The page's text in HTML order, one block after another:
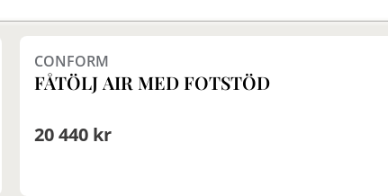
Finns i fler val (10)
CONFORM
FÅTÖLJ AIR MED FOTSTÖD
20 440 kr